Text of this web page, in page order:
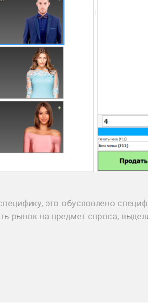
это обусловлено
рынок на предмет спроса,